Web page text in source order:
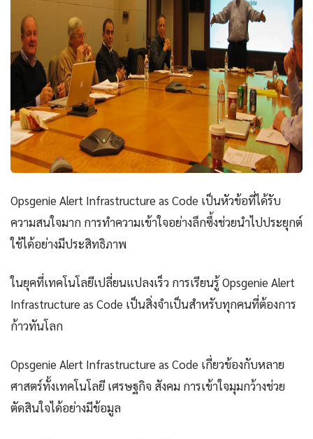
Opsgenie Alert Infrastructure as Code เป็นหัวข้อที่ได้รับ
ความสนใจมาก การทำความเข้าใจอย่างลึกซึ้งช่วยนำไปประยุกต์
ใช้ได้อย่างมีประสิทธิภาพ
ในยุคที่เทคโนโลยีเปลี่ยนแปลงเร็ว การเรียนรู้ Opsgenie Alert
Infrastructure as Code เป็นสิ่งจำเป็นสำหรับทุกคนที่ต้องการ
ก้าวทันโลก
Opsgenie Alert Infrastructure as Code เกี่ยวข้องกับหลาย
ศาสตร์ทั้งเทคโนโลยี เศรษฐกิจ สังคม การเข้าใจมุมกว้างช่วย
ตัดสินใจได้อย่างมีข้อมูล